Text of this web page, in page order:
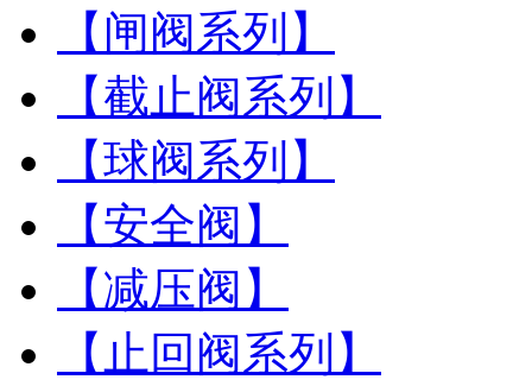
【闸阀系列】
【截止阀系列】
【球阀系列】
【安全阀】
【减压阀】
【止回阀系列】